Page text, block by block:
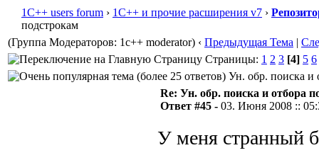
1С++ users forum › 1С++ и прочие расширения v7 ›
подстрокам
(Группа Модераторов: 1c++ moderator) ‹ Предыдущая Тема |
Страницы: 1 2 3 [4] 5 6
Ун. обр. поиска и
Re: Ун. обр. поиска и отбора
Ответ #45 - 03. Июня 2008 ::
У меня странный